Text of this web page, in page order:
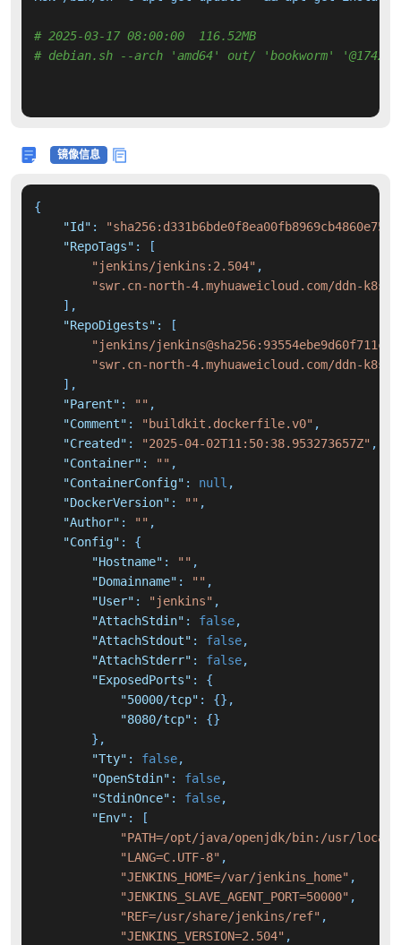
# 2025-03-17 08:00:00  116.52MB
# debian.sh --arch 'amd64' out/ 'bookworm'
镜像信息
{
"Id" :
"RepoTags" :
[
"jenkins/jenkins:2.504" ,
"swr.cn-north-4.myhuaweicloud.com/ddn-
] ,
"RepoDigests" :
[
"jenkins/
"swr.cn-north-4.myhuaweicloud.com/ddn-k8s/
] ,
"Parent" : "" ,
"Comment" : "buildkit.dockerfile.v0" ,
"Created" : "2025-04-02T11:50:38.953273657Z" ,
"Container" : "" ,
"ContainerConfig" : null ,
"DockerVersion" : "" ,
"Author" : "" ,
"Config" :
{
"Hostname" : "" ,
"Domainname" : "" ,
"User" : "jenkins" ,
"AttachStdin" : false,
"AttachStdout" : false,
"AttachStderr" : false,
"ExposedPorts" :
{
"50000/tcp" : {} ,
"8080/tcp" : {}
} ,
"Tty" : false,
"OpenStdin" : false,
"StdinOnce" : false,
"Env" :
[
"PATH=/opt/java/openjdk/bin:/usr/
"LANG=C.UTF-8" ,
"JENKINS_HOME=/var/jenkins_home" ,
"JENKINS_SLAVE_AGENT_PORT=50000" ,
"REF=/usr/share/jenkins/ref" ,
"JENKINS_VERSION=2.504" ,